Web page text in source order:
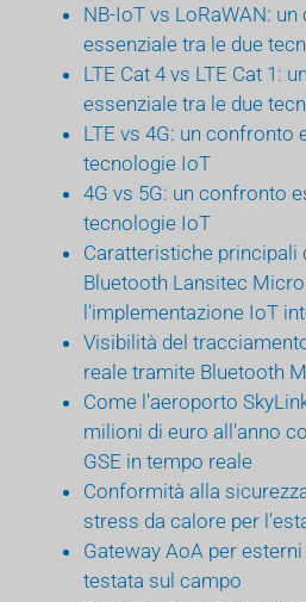
NB-IoT vs LoRaWAN:
essenziale tra le due
LTE Cat 4 vs LTE Cat 1:
essenziale tra le due
LTE vs 4G: un confronto
tecnologie IoT
4G vs 5G: un confronto
tecnologie IoT
Caratteristiche principali
Bluetooth Lansitec
l'implementazione IoT
Visibilità del
reale tramite Bluetooth
Come l'aeroporto
milioni di euro all'anno
GSE in tempo reale
Conformità alla
stress da calore per
Gateway AoA per
testata sul campo